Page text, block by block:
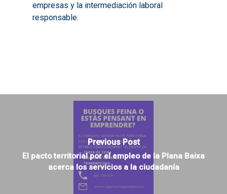
empresas y la intermediación laboral
responsable.
Previous Post
El pacto territorial por el empleo de la Plana Baixa
acerca los servicios a la ciudadanía